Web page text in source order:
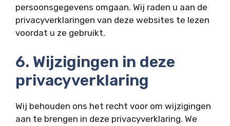
persoonsgegevens omgaan. Wij raden u aan de
privacyverklaringen van deze websites te lezen
voordat u ze gebruikt.
6. Wijzigingen in deze
privacyverklaring
Wij behouden ons het recht voor om wijzigingen
aan te brengen in deze privacyverklaring. We